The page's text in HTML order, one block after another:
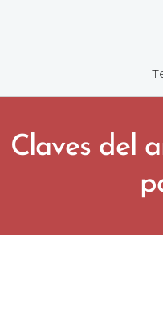
Claves del